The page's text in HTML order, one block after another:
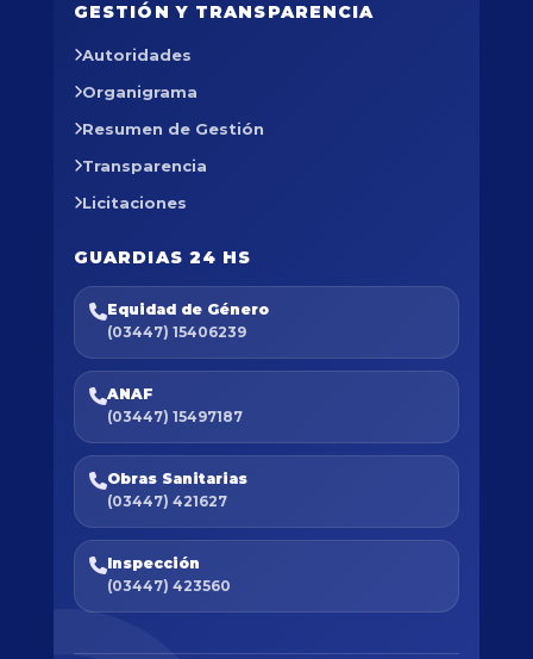
GESTIÓN Y TRANSPARENCIA
Autoridades
Organigrama
Resumen de Gestión
Transparencia
Licitaciones
GUARDIAS 24 HS
Equidad de Género
(03447) 15406239
ANAF
(03447) 15497187
Obras Sanitarias
(03447) 421627
Inspección
(03447) 423560